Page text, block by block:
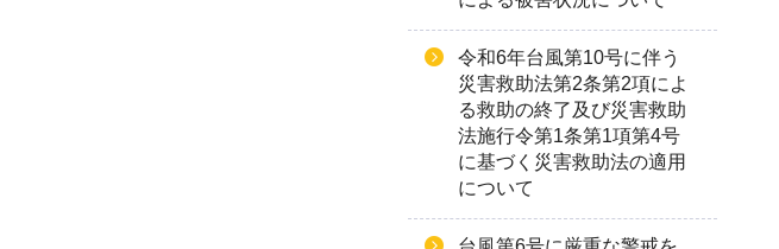
令和6年台⾵第10号に伴う
災害救助法第2条第2項によ
る救助の終了及び災害救助
法施⾏令第1条第1項第4号
に基づく災害救助法の適⽤
について